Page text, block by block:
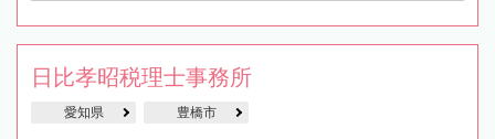
日比孝昭税理士事務所
愛知県 豊橋市